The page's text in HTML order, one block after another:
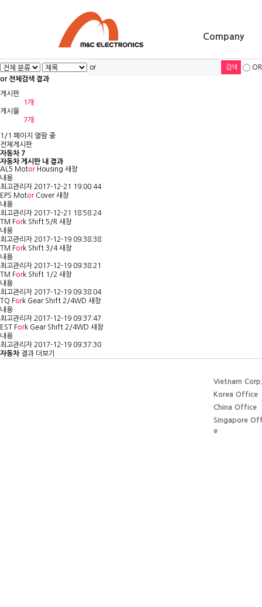
Company
OR
or 전체검색 결과
게시판
1개
게시물
7개
1/1 페이지 열람 중
전체게시판
자동차 7
자동차 게시판 내 결과
AL5 Motor Housing 새창
내용
최고관리자 2017-12-21 19:00:44
EPS Motor Cover 새창
내용
최고관리자 2017-12-21 18:58:24
TM Fork Shift 5/R 새창
내용
최고관리자 2017-12-19 09:38:38
TM Fork Shift 3/4 새창
내용
최고관리자 2017-12-19 09:38:21
TM Fork Shift 1/2 새창
내용
최고관리자 2017-12-19 09:38:04
TQ Fork Gear Shift 2/4WD 새창
내용
최고관리자 2017-12-19 09:37:47
EST Fork Gear Shift 2/4WD 새창
내용
최고관리자 2017-12-19 09:37:30
자동차결과 더보기
Vietnam Corp.
Korea Office
China Office
Singapore
e